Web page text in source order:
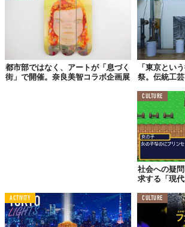
都市部ではなく、アートが「息づく
街」で開催。奈良美智コラボ企画展
「東京とい
祭。伝統工
CULTURE
社会への疑
求する「現
ACTIVITY CULTURE